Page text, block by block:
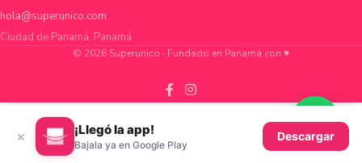
hola@superunico.com
Ciudad de Panamá, Panamá
© 2026 Superunico · Fundado en Panamá con ♥
× ¡Llegó la app!
Bajala ya en Google Play
Descargar